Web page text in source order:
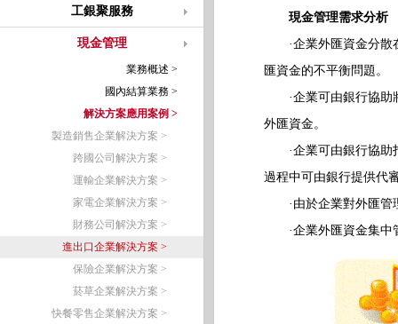
工銀聚服務
現金管理
業務概述 >
國內結算業務 >
解決方案應用案例 >
製造銷售企業解決方案 >
跨國公司解決方案 >
運輸企業解決方案 >
家電企業解決方案 >
財務公司解決方案 >
進出口企業解決方案 >
保險企業解決方案 >
菸草企業解決方案 >
快餐零售企業解決方案 >
現金管理需求分析
·企業外匯資金分散在
匯資金的不平衡問題。
·企業可由銀行協助將
外匯資金。
·企業可由銀行協助打
過程中可由銀行提供代
·由於企業對外匯管
·企業外匯資金集中